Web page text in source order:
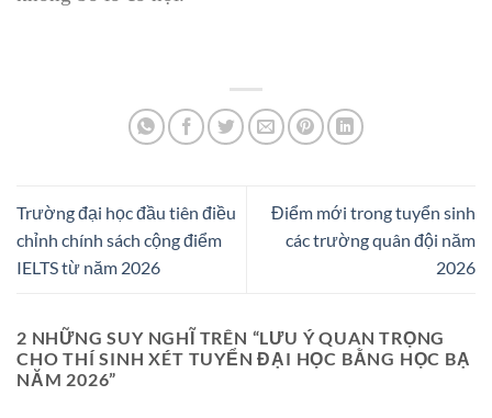
Trường đại học đầu tiên điều
chỉnh chính sách cộng điểm
IELTS từ năm 2026
Điểm mới trong tuyển sinh
các trường quân đội năm
2026
2 NHỮNG SUY NGHĨ TRÊN “LƯU Ý QUAN TRỌNG
CHO THÍ SINH XÉT TUYỂN ĐẠI HỌC BẰNG HỌC BẠ
NĂM 2026”